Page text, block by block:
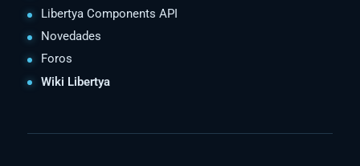
Libertya Components API
Novedades
Foros
Wiki Libertya